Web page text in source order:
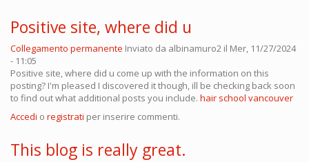
Positive site, where did u
Collegamento permanente Inviato da albinamuro2 il Mer, 11/27/2024
- 11:05
Positive site, where did u come up with the information on this
posting? I'm pleased I discovered it though, ill be checking back soon
to find out what additional posts you include. hair school vancouver
Accedi o registrati per inserire commenti.
This blog is really great.